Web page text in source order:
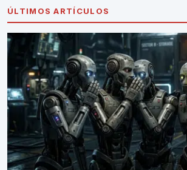
ÚLTIMOS ARTÍCULOS